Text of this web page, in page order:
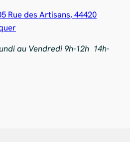
Rue des Artisans, 44420
au Vendredi 9h-12h 14h-